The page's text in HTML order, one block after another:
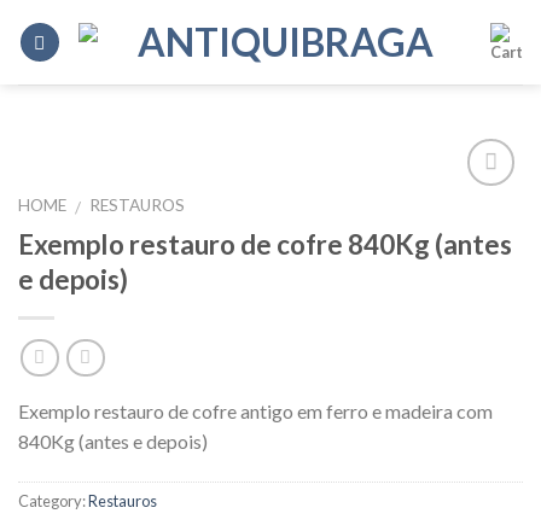
HOME / RESTAUROS
Exemplo restauro de cofre 840Kg (antes
e depois)
Exemplo restauro de cofre antigo em ferro e madeira com
840Kg (antes e depois)
Category:Restauros